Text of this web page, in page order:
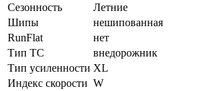
Сезонность
Летние
Шипы
нешипованная
RunFlat
нет
Тип ТС
внедорожник
Тип усиленности XL
Индекс скорости W